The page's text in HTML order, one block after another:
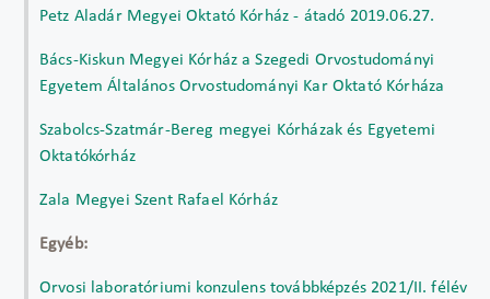
Petz Aladár Megyei Oktató Kórház - átadó 2019.06.27.
Bács-Kiskun Megyei Kórház a Szegedi Orvostudományi
Egyetem Általános Orvostudományi Kar Oktató Kórháza
Szabolcs-Szatmár-Bereg megyei Kórházak és Egyetemi
Oktatókórház
Zala Megyei Szent Rafael Kórház
Egyéb:
Orvosi laboratóriumi konzulens továbbképzés 2021/II. félév